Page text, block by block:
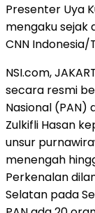
Presenter Uya
mengaku sejak
CNN Indonesia/
NSI.com,
secara resmi
Nasional (PAN)
Zulkifli Hasan
unsur
menengah
Perkenalan
Selatan pada